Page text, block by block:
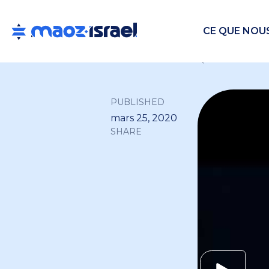
CE QUE
PUBLISHED
mars 25, 2020
SHARE